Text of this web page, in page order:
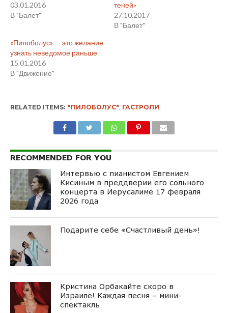
03.01.2016
В "Балет"
теней»
27.10.2017
В "Балет"
«Пилоболус» — это желание
узнать неведомое раньше
15.01.2016
В "Движение"
RELATED ITEMS: "ПИЛОБОЛУС", ГАСТРОЛИ
RECOMMENDED FOR YOU
Интервью с пианистом Евгением
Кисиным в преддверии его сольного
концерта в Иерусалиме 17 февраля
2026 года
Подарите себе «Счастливый день»!
Кристина Орбакайте скоро в
Израиле! Каждая песня – мини-
спектакль